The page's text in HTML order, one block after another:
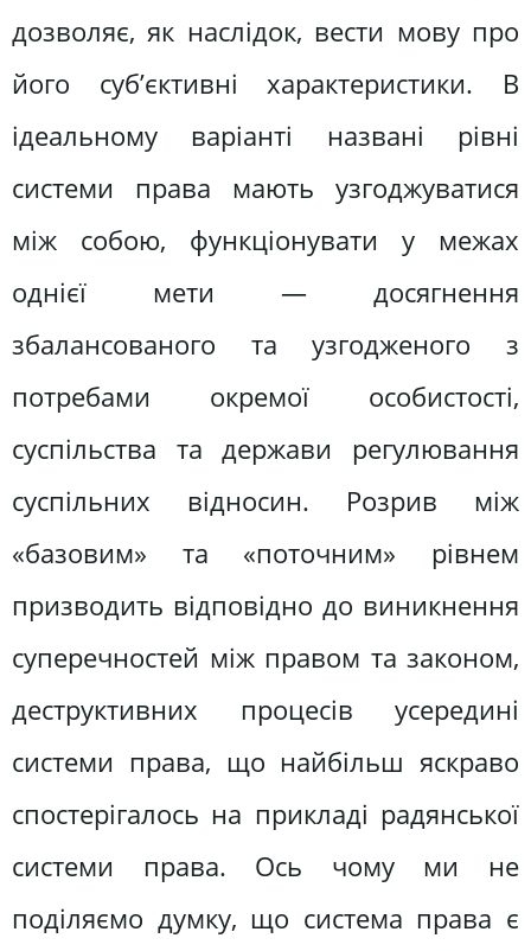
дозволяє, як наслідок, вести мову про
його суб’єктивні характеристики. В
ідеальному варіанті названі рівні
системи права мають узгоджуватися
між собою, функціонувати у межах
однієї мети — досягнення
збалансованого та узгодженого з
потребами окремої особистості,
суспільства та держави регулювання
суспільних відносин. Розрив між
«базовим» та «поточним» рівнем
призводить відповідно до виникнення
суперечностей між правом та законом,
деструктивних процесів усередині
системи права, що найбільш яскраво
спостерігалось на прикладі радянської
системи права. Ось чому ми не
поділяємо думку, що система права є